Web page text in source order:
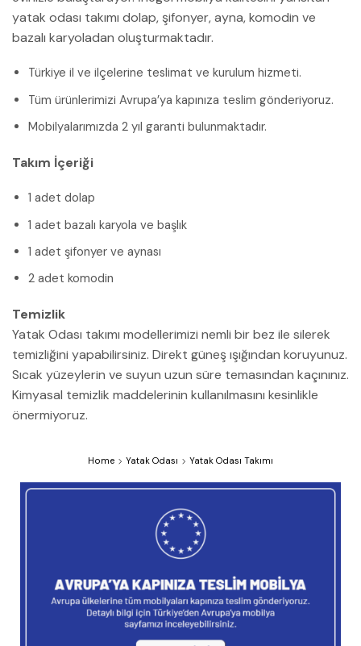
yatak odası takımı dolap, şifonyer, ayna, komodin ve
bazalı karyoladan oluşturmaktadır.
Türkiye il ve ilçelerine teslimat ve kurulum hizmeti.
Tüm ürünlerimizi Avrupa’ya kapınıza teslim gönderiyoruz.
Mobilyalarımızda 2 yıl garanti bulunmaktadır.
Takım İçeriği
1 adet dolap
1 adet bazalı karyola ve başlık
1 adet şifonyer ve aynası
2 adet komodin
Temizlik
Yatak Odası takımı modellerimizi nemli bir bez ile silerek
temizliğini yapabilirsiniz. Direkt güneş ışığından koruyunuz.
Sıcak yüzeylerin ve suyun uzun süre temasından kaçınınız.
Kimyasal temizlik maddelerinin kullanılmasını kesinlikle
önermiyoruz.
Home Yatak Odası Yatak Odası Takımı